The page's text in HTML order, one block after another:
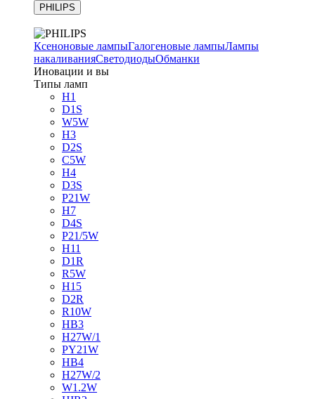
PHILIPS
Ксеноновые лампыГалогеновые лампыЛампы
накаливанияСветодиодыОбманки
Иновации и вы
Типы ламп
H1
D1S
W5W
H3
D2S
C5W
H4
D3S
P21W
H7
D4S
P21/5W
H11
D1R
R5W
H15
D2R
R10W
HB3
H27W/1
PY21W
HB4
H27W/2
W1.2W